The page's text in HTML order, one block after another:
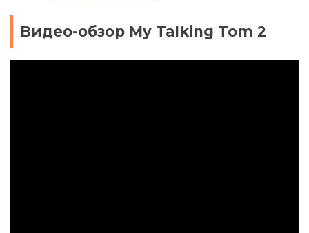
Видео-обзор My Talking Tom 2